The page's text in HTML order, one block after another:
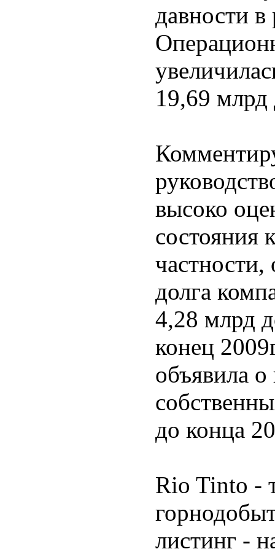
давности
19,69 млрд
высоко
состояния
частности,
долга
4,28 млрд
конец
объявила
до конца
Rio Tinto -
листинг -